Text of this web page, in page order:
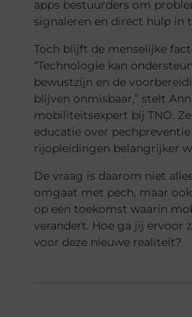
apps bestuurders om
signaleren en direct hulp in
Toch blijft de menselijke
“Technologie kan
bewustzijn en de
blijven onmisbaar,” stelt
mobiliteitsexpert bij TNO.
educatie over
rijopleidingen belangrijker
De vraag is daarom niet
omgaat met pech, maar
op een toekomst waarin
verandert. Hoe ga jij ervoor
voor deze nieuwe realiteit?